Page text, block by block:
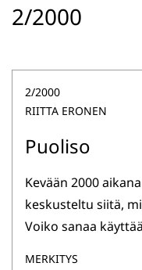
2/2000
Puoliso
2/2000
RIITTA ERONEN
Kevään 2000
keskusteltu siitä,
Voiko sanaa
MERKITYS